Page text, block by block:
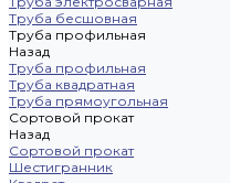
Труба бесшовная
Труба профильная
Назад
Труба профильная
Труба квадратная
Труба прямоугольная
Сортовой прокат
Назад
Сортовой прокат
Шестигранник